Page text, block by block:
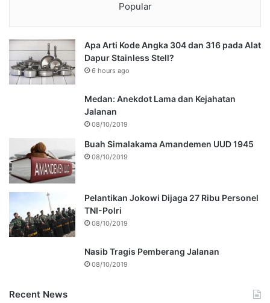
Popular
Apa Arti Kode Angka 304 dan 316 pada Alat
Dapur Stainless Stell?
6 hours ago
Medan: Anekdot Lama dan Kejahatan
Jalanan
08/10/2019
Buah Simalakama Amandemen UUD 1945
08/10/2019
Pelantikan Jokowi Dijaga 27 Ribu Personel
TNI-Polri
08/10/2019
Nasib Tragis Pemberang Jalanan
08/10/2019
Recent News